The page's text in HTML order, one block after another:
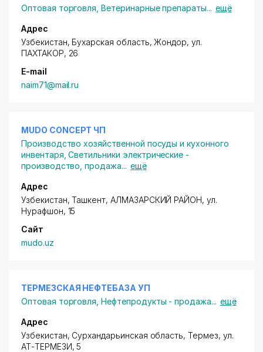
Оптовая торговля ,Ветеринарные препараты... ещё
Адрес
Узбекистан, Бухарская область, Жондор,ул.
ПАХТАКОР, 26
E-mail
naim71@mail.ru
MUDO CONCEPT ЧП
Производство хозяйственной посуды и кухонного
инвентаря ,Светильники электрические -
производство, продажа... ещё
Адрес
Узбекистан, Ташкент, АЛМАЗАРСКИЙ РАЙОН,ул.
Нурафшон, 15
Сайт
mudo.uz
ТЕРМЕЗСКАЯ НЕФТЕБАЗА УП
Оптовая торговля ,Нефтепродукты - продажа... ещё
Адрес
Узбекистан, Сурхандарьинская область, Термез, ул.
АТ-ТЕРМЕЗИ, 5